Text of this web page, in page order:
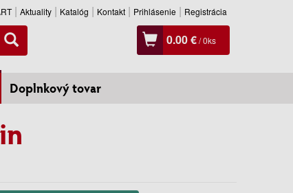
Aktuality Katalóg Kontakt Prihlásenie Registrácia
0.00 €/0ks
Doplnkový tovar